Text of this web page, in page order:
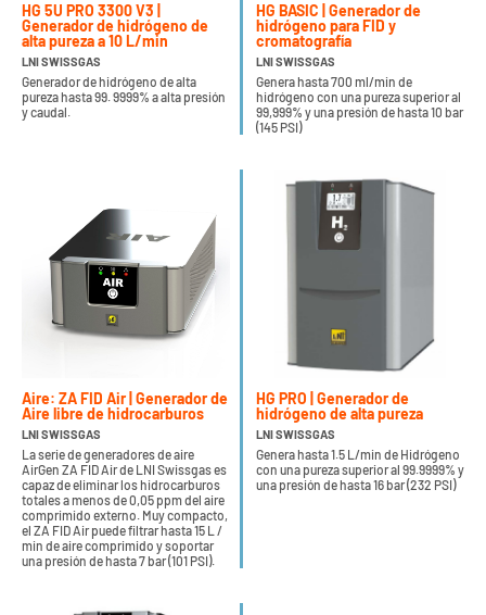
HG 5U PRO 3300 V3 |
Generador de hidrógeno de
alta pureza a 10 L/min
LNI SWISSGAS
Generador de hidrógeno de alta
pureza hasta 99. 9999% a alta presión
y caudal.
HG BASIC | Generador de
hidrógeno para FID y
cromatografía
LNI SWISSGAS
Genera hasta 700 ml/min de
hidrógeno con una pureza superior al
99,999% y una presión de hasta 10 bar
(145 PSI)
Aire: ZA FID Air | Generador de
Aire libre de hidrocarburos
LNI SWISSGAS
La serie de generadores de aire
AirGen ZA FID Air de LNI Swissgas es
capaz de eliminar los hidrocarburos
totales a menos de 0,05 ppm del aire
comprimido externo. Muy compacto,
el ZA FID Air puede filtrar hasta 15 L /
min de aire comprimido y soportar
una presión de hasta 7 bar (101 PSI).
HG PRO | Generador de
hidrógeno de alta pureza
LNI SWISSGAS
Genera hasta 1.5 L/min de Hidrógeno
con una pureza superior al 99.9999% y
una presión de hasta 16 bar (232 PSI)